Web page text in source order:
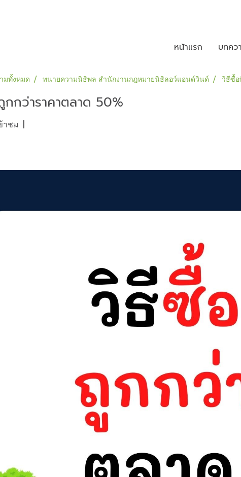
หน้าแรก บทคว
มทั้งหมด ทนายความนิธิพล สำนักงานกฎหมายนิธิลอว์แอนด์วินด์ วิธีซื้อ
กว่าราคาตลาด 50%
าชม